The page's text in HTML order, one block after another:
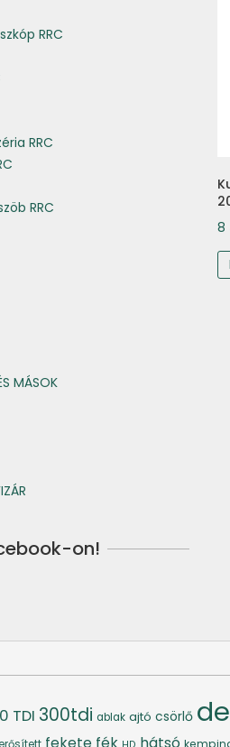
8
RRC
RRC
RRC
MÁSOK
on!
TDI 300tdi ablak ajtó csörlő
fekete